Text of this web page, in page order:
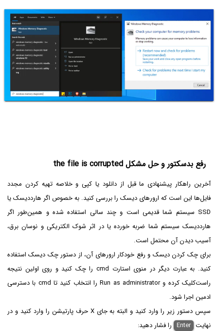
رفع بدسکتور و حل مشکل the file is corrupted
آخرین راهکار پیشنهادی ما قبل از دانلود یا کپی و خلاصه تهیه کردن مجدد
فایل‌ها این است که ارورهای دیسک را بررسی کنید. به خصوص اگر هارددیسک یا
SSD سیستم شما قدیمی است و چند سالی استفاده شده و همین‌طور اگر
هارددیسک سیستم شما ضربه خورده یا در اثر شوک الکتریکی و نوسان برق،
آسیب دیدن آن محتمل است.
برای چک کردن دیسک و رفع خودکار ارورهای آن، از دستور چک دیسک استفاده
کنید. به عبارت دیگر در منوی استارت cmd را چک کنید و روی اولین نتیجه
راست‌کلیک کرده و Run as administrator را انتخاب کنید تا cmd با دسترسی
ادمین اجرا شود.
سپس دستور زیر را وارد کنید و البته به جای X حرف پارتیشن را وارد کنید و در
نهایت Enter‌ را فشار دهید: